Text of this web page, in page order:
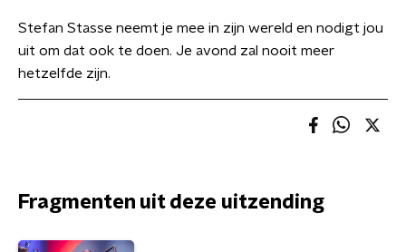
Stefan Stasse neemt je mee in zijn wereld en nodigt jou
uit om dat ook te doen. Je avond zal nooit meer
hetzelfde zijn.
Fragmenten uit deze uitzending